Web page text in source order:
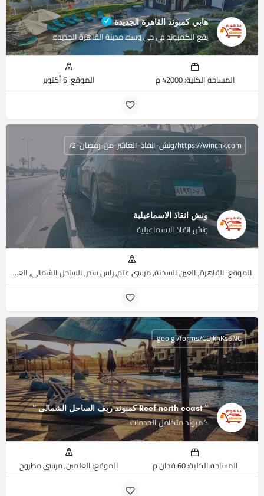
هابي كمبوند القاهرة الجديدة
يقع الكمبوند في حي وسط مدينة القاهرة الجديده.
المساحة الكلية: 42000 م الموقع: 6 أكتوبر
ونش انقاذ الاسماعيلية
ونش انقاذ الاسماعيلية
https://winchk.com/ونش-انقاذ-العاشر-من-رمضان-2/
الموقع: القاهرة, العين السخنة, مرسي علم, راس سدر, الساحل الشمالي, العبور, جنوب سيناء, البحر الأحمر, مرسى مطروح
" Reef north coast كمبوند ريف الساحل الشمالى ‏"
كمبوند متكامل الخدمات
goo.gl/forms/CUjknKs6NC
المساحة الكلية: 60 فدان م الموقع: العلمين, مرسى مطروح